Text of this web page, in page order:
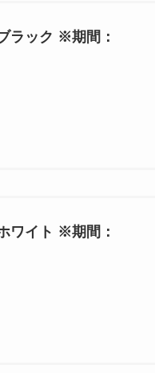
ラック ※期間：
ワイト ※期間：